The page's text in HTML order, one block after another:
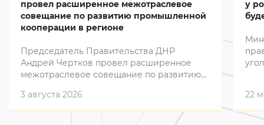
провел расширенное межотраслевое
совещание по развитию промышленной
кооперации в регионе
Председатель Правительства ДНР
Андрей Чертков провел расширенное
межотраслевое совещание по развитию
3 августа 2026
у
22